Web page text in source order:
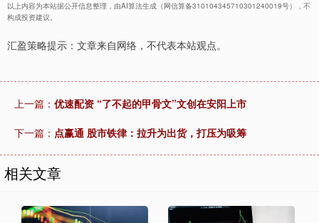
以上内容为本站据公开信息整理，由AI算法生成（网信算备310104345710301240019号），不
构成投资建议。
汇盈策略提示：文章来自网络，不代表本站观点。
上一篇： 优速配资 “了不起的甲骨文”文创在安阳上市
下一篇： 点赢通 股市铁律：拉升为出货，打压为吸筹
相关文章